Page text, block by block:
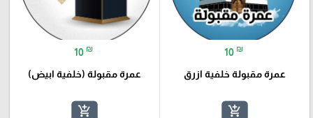
10 ₪
عمرة مقبولة خلفية ازرق
add_shopping_cart
10 ₪
عمرة مقبولة (خلفية ابيض)
add_shopping_cart